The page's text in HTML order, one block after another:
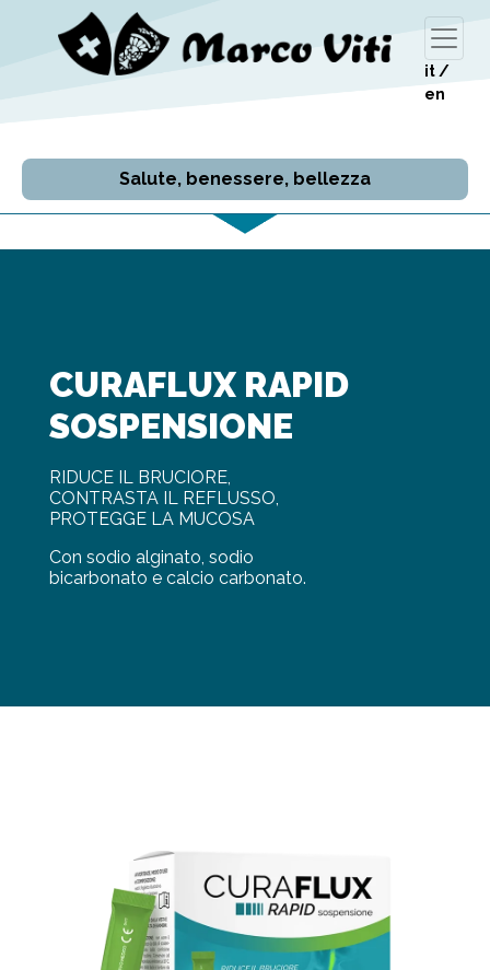
it /
en
Salute, benessere, bellezza
CURAFLUX RAPID
SOSPENSIONE
RIDUCE IL BRUCIORE,
CONTRASTA IL REFLUSSO,
PROTEGGE LA MUCOSA
Con sodio alginato, sodio
bicarbonato e calcio carbonato.